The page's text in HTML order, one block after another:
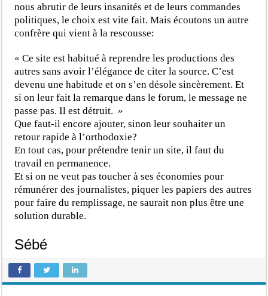
nous abrutir de leurs insanités et de leurs commandes
politiques, le choix est vite fait. Mais écoutons un autre
confrère qui vient à la rescousse:
« Ce site est habitué à reprendre les productions des
autres sans avoir l’élégance de citer la source. C’est
devenu une habitude et on s’en désole sincèrement. Et
si on leur fait la remarque dans le forum, le message ne
passe pas. Il est détruit. »
Que faut-il encore ajouter, sinon leur souhaiter un
retour rapide à l’orthodoxie?
En tout cas, pour prétendre tenir un site, il faut du
travail en permanence.
Et si on ne veut pas toucher à ses économies pour
rémunérer des journalistes, piquer les papiers des autres
pour faire du remplissage, ne saurait non plus être une
solution durable.
Sébé